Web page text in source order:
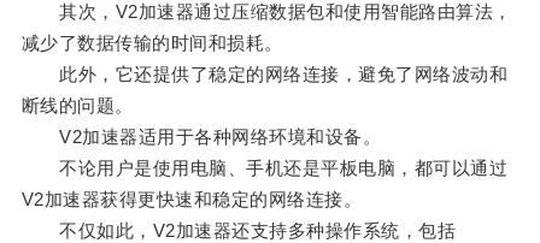
其次，V2加速器通过压缩数据包和使用智能路由算法，
减少了数据传输的时间和损耗。
此外，它还提供了稳定的网络连接，避免了网络波动和
断线的问题。
V2加速器适用于各种网络环境和设备。
不论用户是使用电脑、手机还是平板电脑，都可以通过
V2加速器获得更快速和稳定的网络连接。
不仅如此，V2加速器还支持多种操作系统，包括